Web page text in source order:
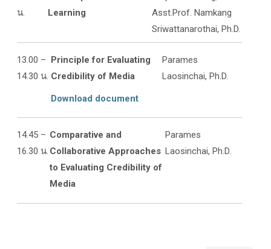
น.
Learning
Asst.Prof. Namkang
Sriwattanarothai, Ph.D.
13.00 –
14.30 น.
Principle for Evaluating
Credibility of Media
Download document
Parames
Laosinchai, Ph.D.
14.45 –
16.30 น.
Comparative and
Collaborative Approaches
to Evaluating Credibility of
Media
Parames
Laosinchai, Ph.D.